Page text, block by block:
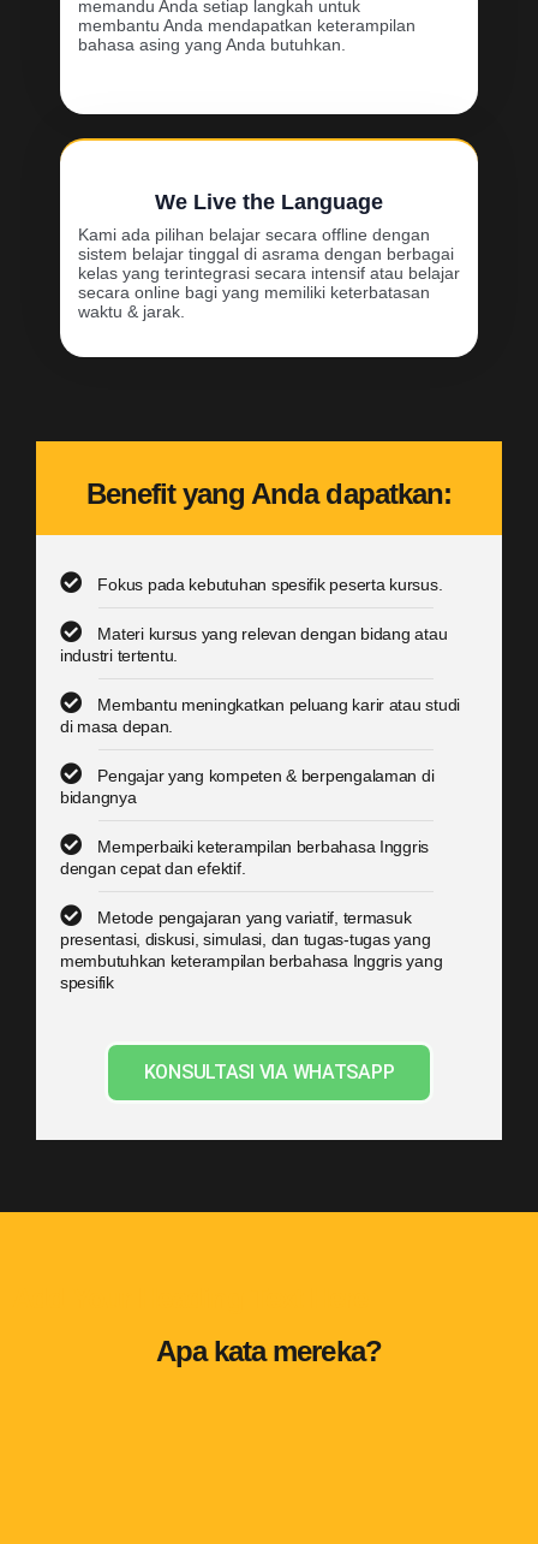
memandu Anda setiap langkah untuk
membantu Anda mendapatkan keterampilan
bahasa asing yang Anda butuhkan.
We Live the Language
Kami ada pilihan belajar secara offline dengan
sistem belajar tinggal di asrama dengan berbagai
kelas yang terintegrasi secara intensif atau belajar
secara online bagi yang memiliki keterbatasan
waktu & jarak.
Benefit yang Anda dapatkan:
Fokus pada kebutuhan spesifik peserta kursus.
Materi kursus yang relevan dengan bidang atau
industri tertentu.
Membantu meningkatkan peluang karir atau studi
di masa depan.
Pengajar yang kompeten & berpengalaman di
bidangnya
Memperbaiki keterampilan berbahasa Inggris
dengan cepat dan efektif.
Metode pengajaran yang variatif, termasuk
presentasi, diskusi, simulasi, dan tugas-tugas yang
membutuhkan keterampilan berbahasa Inggris yang
spesifik
KONSULTASI VIA WHATSAPP
Apa kata mereka?